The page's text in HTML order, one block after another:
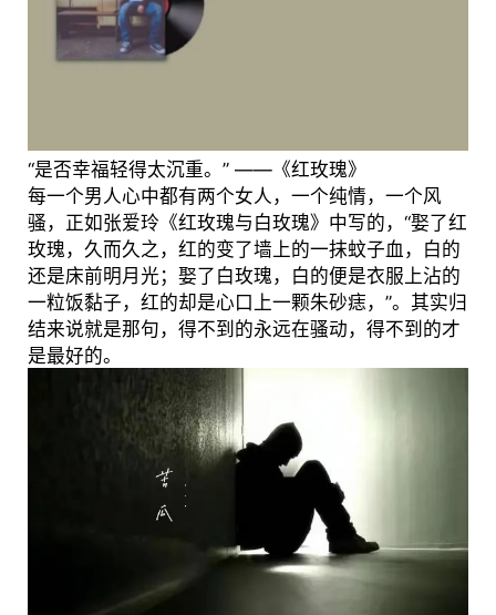
“是否幸福轻得太沉重。” ——《红玫瑰》
每一个男人心中都有两个女人，一个纯情，一个风
骚，正如张爱玲《红玫瑰与白玫瑰》中写的，“娶了红
玫瑰，久而久之，红的变了墙上的一抹蚊子血，白的
还是床前明月光；娶了白玫瑰，白的便是衣服上沾的
一粒饭黏子，红的却是心口上一颗朱砂痣，”。其实归
结来说就是那句，得不到的永远在骚动，得不到的才
是最好的。